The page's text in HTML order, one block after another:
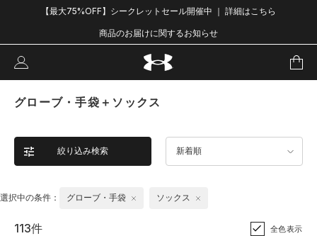
【最大75%OFF】シークレットセール開催中 ｜ 詳細はこちら
商品のお届けに関するお知らせ
グローブ・手袋＋ソックス
絞り込み検索 新着順
選択中の条件： グローブ・手袋 ソックス
113件 全色表示